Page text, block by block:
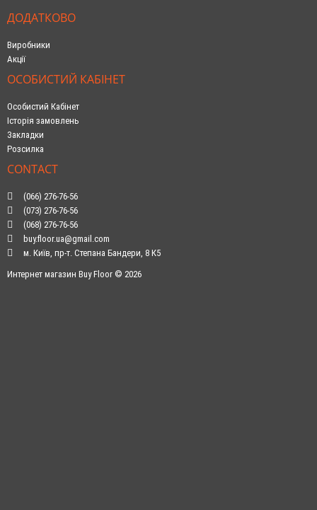
ДОДАТКОВО
Виробники
Акції
ОСОБИСТИЙ КАБІНЕТ
Особистий Кабінет
Історія замовлень
Закладки
Розсилка
CONTACT
(066) 276-76-56
(073) 276-76-56
(068) 276-76-56
buy.floor.ua@gmail.com
м. Київ, пр-т. Степана Бандери, 8 К5
Интернет магазин Buy Floor © 2026